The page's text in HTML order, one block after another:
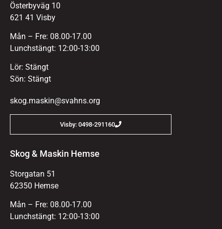
Österbyväg 10
621 41 Visby
Mån – Fre: 08.00-17.00
Lunchstängt: 12:00-13:00
Lör: Stängt
Sön: Stängt
skog.maskin@svahns.org
Visby: 0498-291160
Skog & Maskin Hemse
Storgatan 51
62350 Hemse
Mån – Fre: 08.00-17.00
Lunchstängt: 12:00-13:00